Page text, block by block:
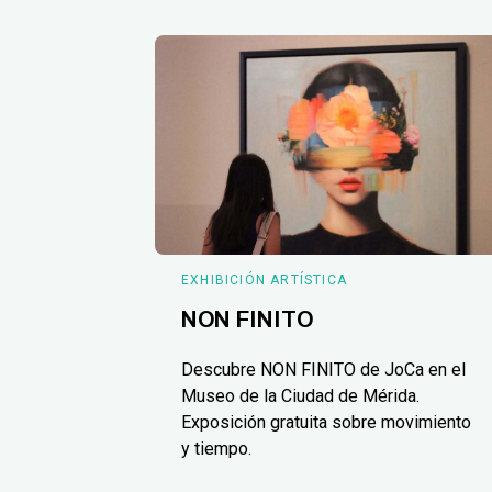
EXHIBICIÓN ARTÍSTICA
NON FINITO
Descubre NON FINITO de JoCa en el
Museo de la Ciudad de Mérida.
Exposición gratuita sobre movimiento
y tiempo.